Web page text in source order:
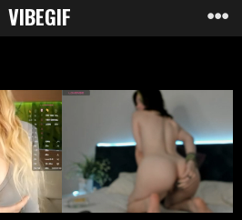
VIBEGIF